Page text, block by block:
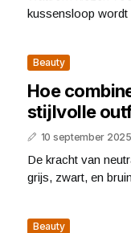
kussensloop wordt
Beauty
Hoe
stijlvolle
10 september 2025
De kracht van
grijs, zwart, en
Beauty